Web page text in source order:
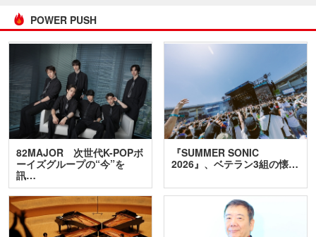
POWER PUSH
82MAJOR 次世代K-POPボ
ーイズグループの“今”を
訊…
『SUMMER SONIC
2026』、ベテラン3組の懐…